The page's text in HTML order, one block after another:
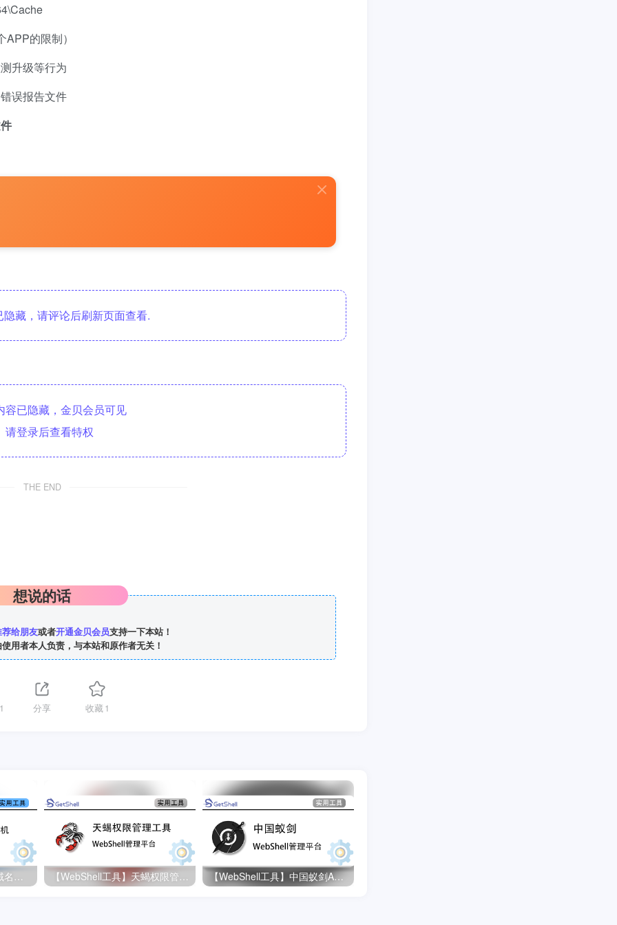
的限制）
升级等行为
误报告文件
藏，请评论后刷新页面查看.
已隐藏，金贝会员可见
请登录后查看特权
THE END
想说的话
给朋友或者开通金贝会员支持一下本站！
用者本人负责，与本站和原作者无关！
分享 收藏1
【子域名爆破】Layer子域名挖掘机 v5.0 【WebShell工具】天蝎权限管理工具 v1.0 【WebShell工具】中国蚁剑AntSword v2.1.15 全插件整合版